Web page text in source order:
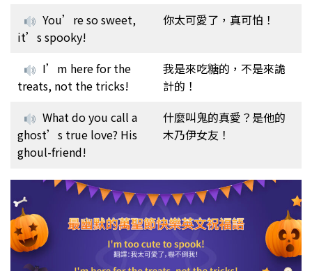
You’re so sweet,
it’s spooky!
你太可愛了，真可怕！
I’m here for the
treats, not the tricks!
我是來吃糖的，不是來詭
計的！
What do you call a
ghost’s true love? His
ghoul-friend!
什麼叫鬼的真愛？是他的
木乃伊女友！